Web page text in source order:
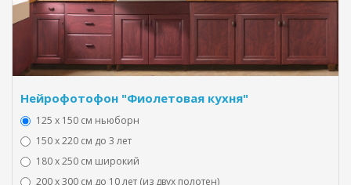
Нейрофотофон "Фиолетовая кухня"
125 x 150 см ньюборн
150 х 220 см до 3 лет
180 х 250 см широкий
200 х 300 см до 10 лет (из двух полотен)